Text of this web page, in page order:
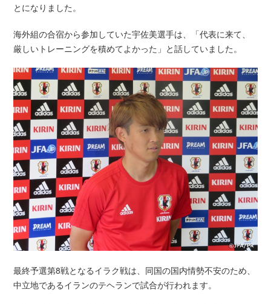
とになりました。
海外組の合宿から参加していた宇佐美選手は、「代表に来て、
厳しいトレーニングを積めてよかった」と話していました。
最終予選第8戦となるイラク戦は、同国の国内情勢不安のため、
中立地であるイランのテヘランで試合が行われます。